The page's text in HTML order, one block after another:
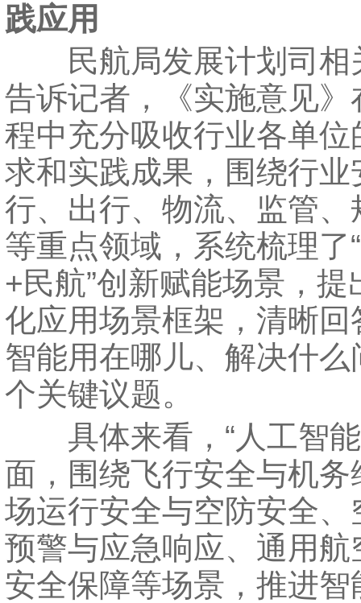
践应用
民航局发展计划司相
告诉记者，《实施意见》
程中充分吸收行业各单位
求和实践成果，围绕行业
行、出行、物流、监管、
等重点领域，系统梳理了
+民航”创新赋能场景，提
化应用场景框架，清晰回
智能用在哪儿、解决什么
个关键议题。
具体来看，“人工智能
面，围绕飞行安全与机务
场运行安全与空防安全、
预警与应急响应、通用航
安全保障等场景，推进智